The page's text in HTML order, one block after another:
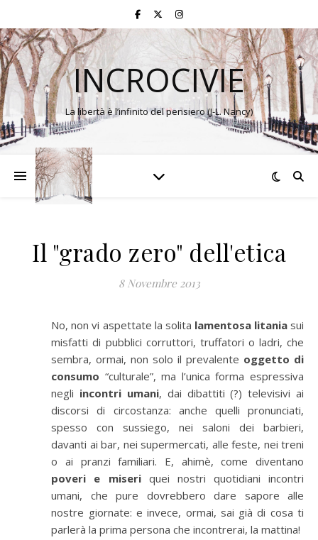
INCROCIVIE
La libertà è l’infinito del pensiero (J-L. Nancy)
Il "grado zero" dell'etica
8 Novembre 2013
No, non vi aspettate la solita lamentosa litaniasui
misfatti di pubblici corruttori, truffatori o ladri, che
sembra, ormai, non solo il prevalente oggetto di
consumo “culturale”, ma l’unica forma espressiva
negli incontri umani, dai dibattiti (?) televisivi ai
discorsi di circostanza: anche quelli pronunciati,
spesso con sussiego, nei saloni dei barbieri,
davanti ai bar, nei supermercati, alle feste, nei treni
o ai pranzi familiari. E, ahimè, come diventano
poveri e miseriquei nostri quotidiani incontri
umani, che pure dovrebbero dare sapore alle
nostre giornate: e invece, ormai, sai già di cosa ti
parlerà la prima persona che incontrerai, la mattina!